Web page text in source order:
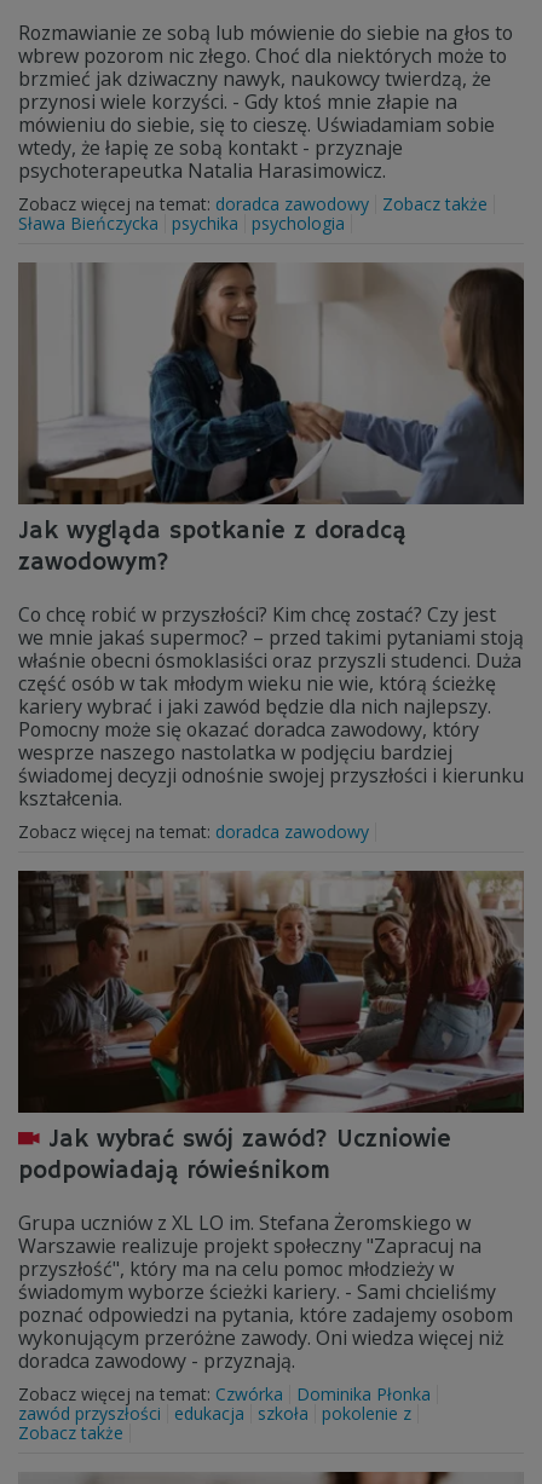
Rozmawianie ze sobą lub mówienie do siebie na głos to
wbrew pozorom nic złego. Choć dla niektórych może to
brzmieć jak dziwaczny nawyk, naukowcy twierdzą, że
przynosi wiele korzyści. - Gdy ktoś mnie złapie na
mówieniu do siebie, się to cieszę. Uświadamiam sobie
wtedy, że łapię ze sobą kontakt - przyznaje
psychoterapeutka Natalia Harasimowicz.
Zobacz więcej na temat: doradca zawodowy
Zobacz także
Sława Bieńczycka
psychika psychologia
Jak wygląda spotkanie z doradcą
zawodowym?
Co chcę robić w przyszłości? Kim chcę zostać? Czy jest
we mnie jakaś supermoc? – przed takimi pytaniami stoją
właśnie obecni ósmoklasiści oraz przyszli studenci. Duża
część osób w tak młodym wieku nie wie, którą ścieżkę
kariery wybrać i jaki zawód będzie dla nich najlepszy.
Pomocny może się okazać doradca zawodowy, który
wesprze naszego nastolatka w podjęciu bardziej
świadomej decyzji odnośnie swojej przyszłości i kierunku
kształcenia.
Zobacz więcej na temat: doradca zawodowy
Jak wybrać swój zawód? Uczniowie
podpowiadają rówieśnikom
Grupa uczniów z XL LO im. Stefana Żeromskiego w
Warszawie realizuje projekt społeczny "Zapracuj na
przyszłość", który ma na celu pomoc młodzieży w
świadomym wyborze ścieżki kariery. - Sami chcieliśmy
poznać odpowiedzi na pytania, które zadajemy osobom
wykonującym przeróżne zawody. Oni wiedza więcej niż
doradca zawodowy - przyznają.
Zobacz więcej na temat: Czwórka
Dominika Płonka
zawód przyszłości
edukacja szkoła
pokolenie z
Zobacz także